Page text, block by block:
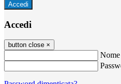
Accedi
Accedi
button close ×